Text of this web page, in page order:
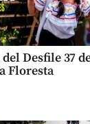
Desfile 37
Floresta